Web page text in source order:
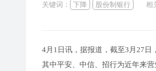
关键词： 下降 股份制银行 相
4月1日讯，据报道，截至3月27日
其中平安、中信、招行为近年来